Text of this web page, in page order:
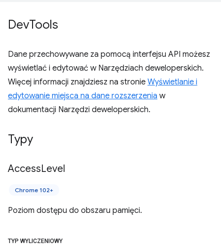
DevTools
Dane przechowywane za pomocą interfejsu API możesz
wyświetlać i edytować w Narzędziach deweloperskich.
Więcej informacji znajdziesz na stronie Wyświetlanie i
edytowanie miejsca na dane rozszerzenia w
dokumentacji Narzędzi deweloperskich.
Typy
AccessLevel
Chrome 102+
Poziom dostępu do obszaru pamięci.
TYP WYLICZENIOWY